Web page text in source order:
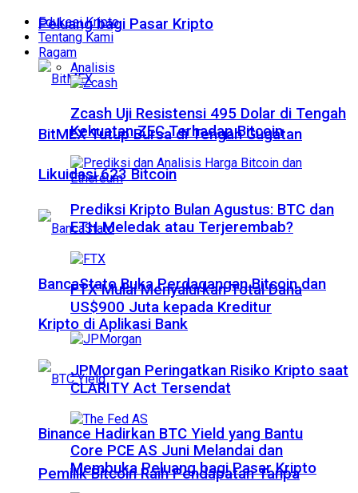
Peluang bagi Pasar Kripto
BitMEX Tutup Bursa di Tengah Gugatan
Likuidasi 623 Bitcoin
BancaStato Buka Perdagangan Bitcoin dan
Kripto di Aplikasi Bank
Binance Hadirkan BTC Yield yang Bantu
Pemilik Bitcoin Raih Pendapatan Tanpa
Edukasi Kripto
Tentang Kami
Ragam
Analisis
Zcash Uji Resistensi 495 Dolar di Tengah
Kekuatan ZEC Terhadap Bitcoin
Prediksi Kripto Bulan Agustus: BTC dan
ETH Meledak atau Terjerembab?
FTX Mulai Menyalurkan Total Dana
US$900 Juta kepada Kreditur
JPMorgan Peringatkan Risiko Kripto saat
CLARITY Act Tersendat
Core PCE AS Juni Melandai dan
Membuka Peluang bagi Pasar Kripto